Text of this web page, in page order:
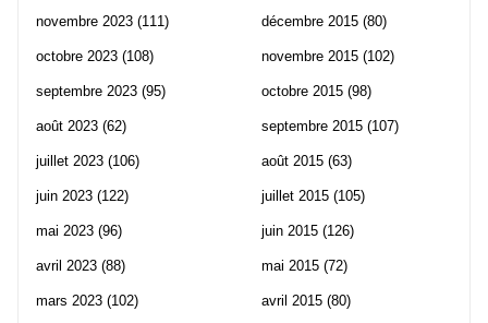
novembre 2023 (111)
octobre 2023 (108)
septembre 2023 (95)
août 2023 (62)
juillet 2023 (106)
juin 2023 (122)
mai 2023 (96)
avril 2023 (88)
mars 2023 (102)
décembre 2015 (80)
novembre 2015 (102)
octobre 2015 (98)
septembre 2015 (107)
août 2015 (63)
juillet 2015 (105)
juin 2015 (126)
mai 2015 (72)
avril 2015 (80)